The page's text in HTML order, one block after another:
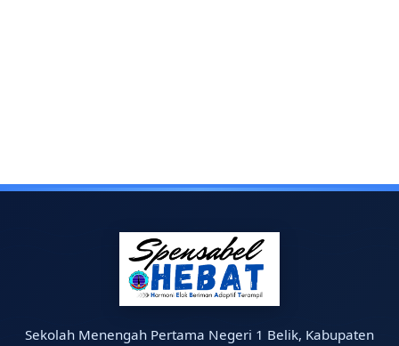
Sekolah Menengah Pertama Negeri 1 Belik, Kabupaten